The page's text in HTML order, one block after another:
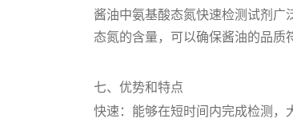
酱油中氨基酸态氮快速检测试剂
态氮的含量，可以确保酱油的品质
七、优势和特点
快速：能够在短时间内完成检测，